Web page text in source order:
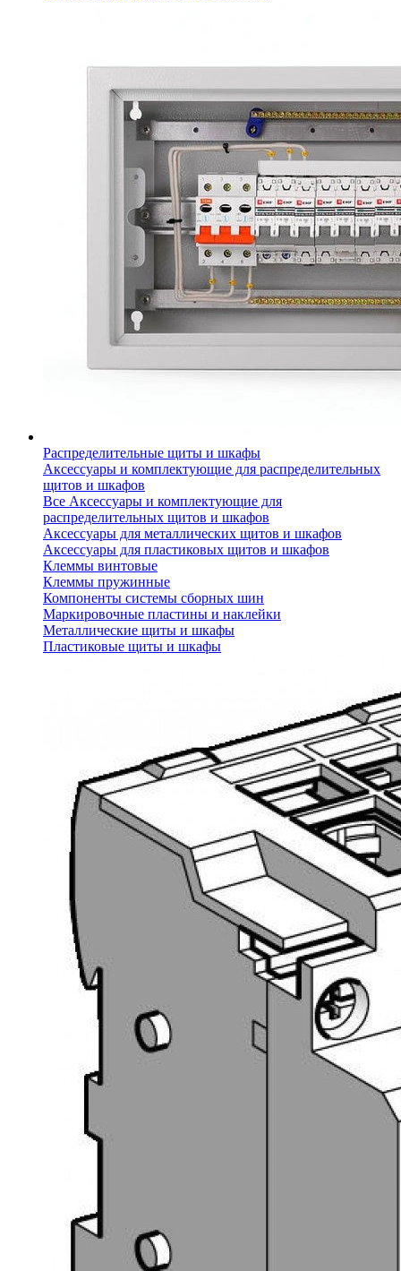
Распределительные щиты и шкафы
Аксессуары и комплектующие для распределительных
щитов и шкафов
Все Аксессуары и комплектующие для
распределительных щитов и шкафов
Аксессуары для металлических щитов и шкафов
Аксессуары для пластиковых щитов и шкафов
Клеммы винтовые
Клеммы пружинные
Компоненты системы сборных шин
Маркировочные пластины и наклейки
Металлические щиты и шкафы
Пластиковые щиты и шкафы